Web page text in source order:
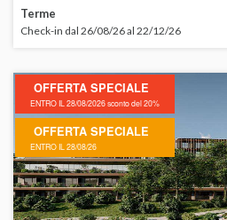
Terme
Check-in dal 26/08/26 al 22/12/26
OFFERTA SPECIALE
ENTRO IL 28/08/2026 sconto del 20%
OFFERTA SPECIALE
ENTRO IL 28/08/26